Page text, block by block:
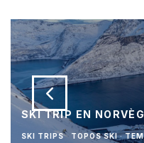
SKI TRIP EN
SKI TRIPS TOPOS SKI ·